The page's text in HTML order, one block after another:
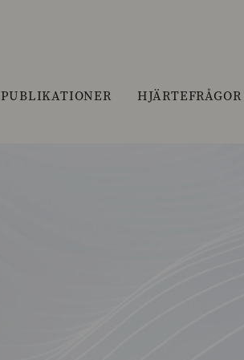
PUBLIKATIONER HJÄRTEFRÅGOR